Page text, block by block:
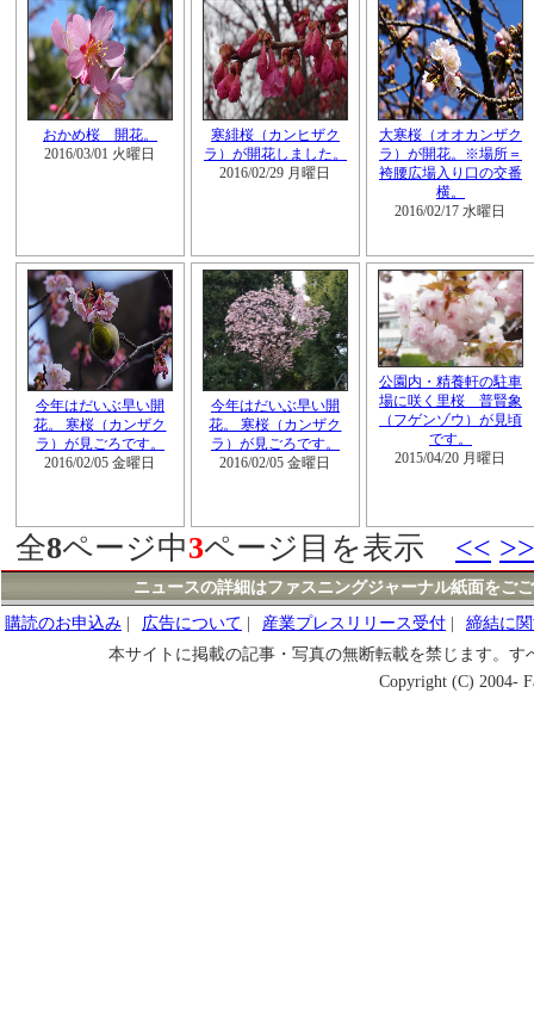
おかめ桜 開花。
2016/03/01 火曜日
寒緋桜（カンヒザク
ラ）が開花しました。
2016/02/29 月曜日
大寒桜（オオカンザク
ラ）が開花。※場所＝
袴腰広場入り口の交番
横。
2016/02/17 水曜日
今年はだいぶ早い開
花。 寒桜（カンザク
ラ）が見ごろです。
2016/02/05 金曜日
今年はだいぶ早い開
花。 寒桜（カンザク
ラ）が見ごろです。
2016/02/05 金曜日
公園内・精養軒の駐車
場に咲く里桜 普賢象
（フゲンゾウ）が見頃
です。
2015/04/20 月曜日
全8ページ中3ページ目を表示 << >>
ニュースの詳細はファスニングジャーナル紙面をご
購読のお申込み
広告について 産業プレスリリース受付
締結に
本サイトに掲載の記事・写真の無断転載を禁じます。
Copyright (C) 2004-